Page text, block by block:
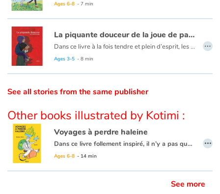
Help
Home
Family
Videos & Tutorials
Blog
Ages 6-8 - 7 min
La piquante douceur de la joue de papa
Dans ce livre à la fois tendre et plein d’esprit, les auteurs mettent très joliment à la portée des enfants ce qu’on nomme l’oxymore : la réunion inattendue de deux notions habituellement opposées. Le jeune lecteur est invité à se souvenir – et sourire – de sensations ou d’impressions en principe impossibles à associer et pourtant justes comme « l’inconfortable bonheur d’avoir des chaussures neuves », « l’absence omniprésente d’un ami qui nous manque », « la fin infinie d’un livre qu’on peut relire » ou… « la piquante douceur » évoquée dans le titre. La belle complicité entre l’auteure et l’illustratrice forment des pages très attachantes.
Ages 3-5 - 8 min
…
See all stories from the same publisher
Other books illustrated by Kotimi :
Voyages à perdre haleine
Dans ce livre follement inspiré, il n’y a pas que les humains et les animaux qui partent en voyage. Les objets font de même, et les maisons, et les arbres, et les saisons ! Tout se déplace pour l’enchantement du lecteur. Car rien n’est impossible avec la poésie et l’imaginaire débridé de Béatrice Libert, son humour et sa tendresse. Kotimi témoigne magnifiquement de chaque poème. Quelle invention dans ses images qui captent d’un trait l’essence des mots, les prolongent et les transcendent. Son crayonné franc et ses jeux de matières invitent eux aussi les enfants à voyager. À la fin de ce beau recueil, on se sent tous pousser des ailes !
Ages 6-8 - 14 min
…
See more